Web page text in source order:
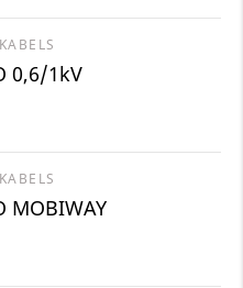
0,6/1kV
MOBIWAY